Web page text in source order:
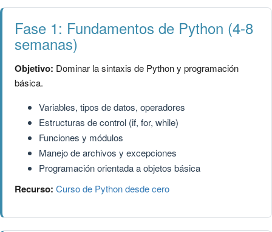
Fase 1: Fundamentos de Python (4-8
semanas)
Objetivo: Dominar la sintaxis de Python y programación
básica.
Variables, tipos de datos, operadores
Estructuras de control (if, for, while)
Funciones y módulos
Manejo de archivos y excepciones
Programación orientada a objetos básica
Recurso: Curso de Python desde cero